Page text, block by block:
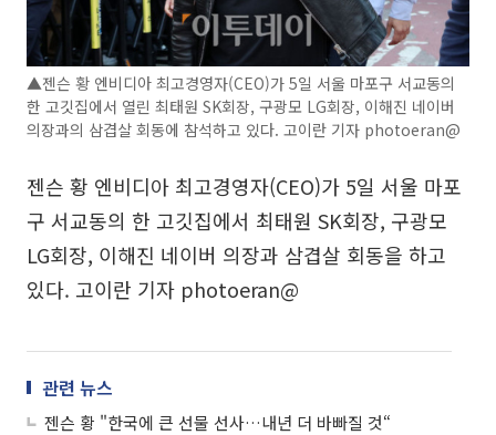
▲젠슨 황 엔비디아 최고경영자(CEO)가 5일 서울 마포구 서교동의
한 고깃집에서 열린 최태원 SK회장, 구광모 LG회장, 이해진 네이버
의장과의 삼겹살 회동에 참석하고 있다. 고이란 기자 photoeran@
젠슨 황 엔비디아 최고경영자(CEO)가 5일 서울 마포
구 서교동의 한 고깃집에서 최태원 SK회장, 구광모
LG회장, 이해진 네이버 의장과 삼겹살 회동을 하고
있다. 고이란 기자 photoeran@
관련 뉴스
젠슨 황 "한국에 큰 선물 선사…내년 더 바빠질 것“